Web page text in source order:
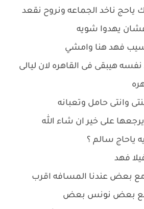
ياحج ناخد الجماعه ونروح نقعد
عشان يهدوا شويه
فهد هنا وامشي
هيبقى فى القاهره لان ليالى
وانتى حامل وتعبانه
على خير ان شاء الله
ياحاج سالم ؟
فهد
مع بعض عندنا المسافه اقرب
مع بعض نونس بعض